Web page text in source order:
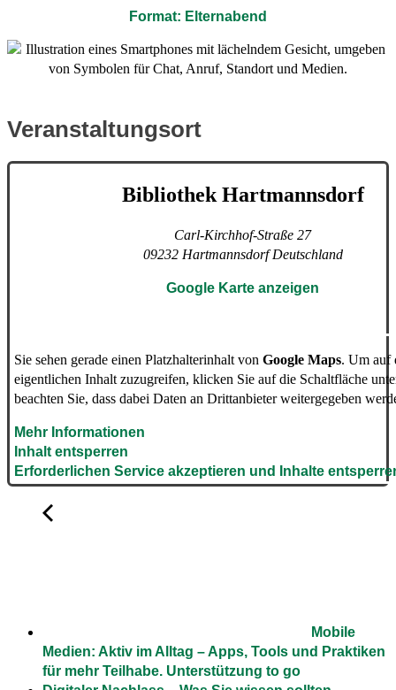
Format: Elternabend
Veranstaltungsort
Bibliothek Hartmannsdorf
Carl-Kirchhof-Straße 27
09232 Hartmannsdorf Deutschland
Google Karte anzeigen
Sie sehen gerade einen Platzhalterinhalt von Google Maps. Um auf
eigentlichen Inhalt zuzugreifen, klicken Sie auf die Schaltfläche
beachten Sie, dass dabei Daten an Drittanbieter weitergegeben
Mehr Informationen
Inhalt entsperren
Erforderlichen Service akzeptieren und Inhalte
Mobile
Medien: Aktiv im Alltag – Apps, Tools und Praktiken
für mehr Teilhabe. Unterstützung to go